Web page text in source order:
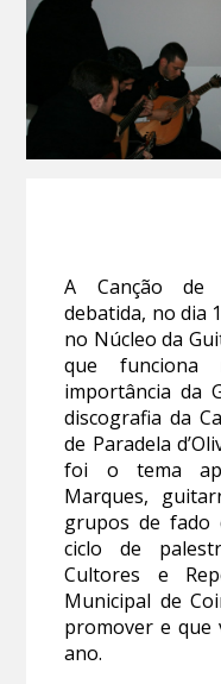
A Canção de
debatida, no dia
no Núcleo da
que
importância da
discografia da
de Paradela
foi o tema
Marques,
grupos de fado
ciclo de
Cultores e
Municipal de
promover e que
ano.